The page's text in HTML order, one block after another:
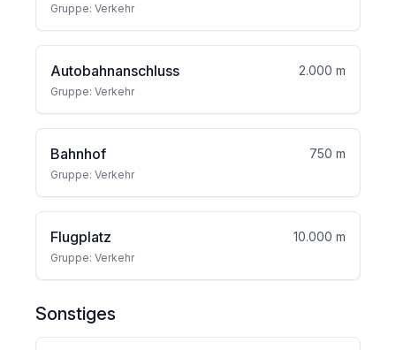
Gruppe: Verkehr
Autobahnanschluss 2.000 m
Gruppe: Verkehr
Bahnhof 750 m
Gruppe: Verkehr
Flugplatz 10.000 m
Gruppe: Verkehr
Sonstiges